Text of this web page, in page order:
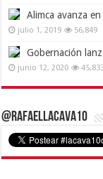
Alimca avanza
julio 1, 2019 56,849
Gobernación
junio 12, 2020
@RafaelLacava10